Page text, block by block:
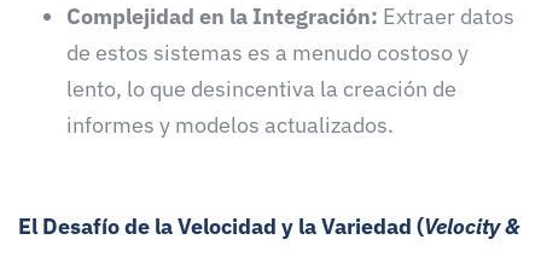
Complejidad en la Integración: Extraer datos
de estos sistemas es a menudo costoso y
lento, lo que desincentiva la creación de
informes y modelos actualizados.
El Desafío de la Velocidad y la Variedad (Velocity &